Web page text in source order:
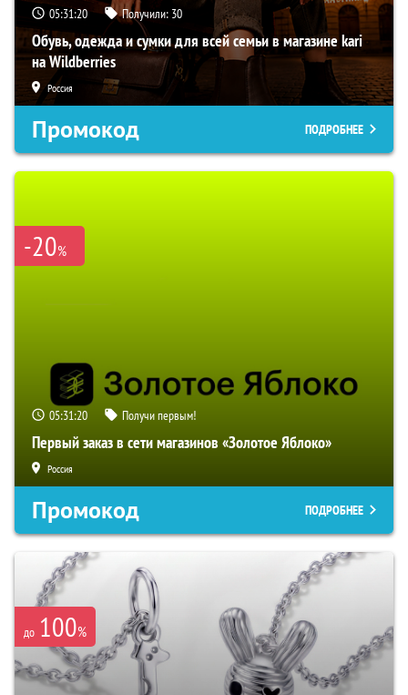
05:31:19 Получили: 30
Обувь, одежда и сумки для всей семьи в магазине kari
на Wildberries
Россия
Промокод ПОДРОБНЕЕ
-20%
05:31:19 Получи первым!
Первый заказ в сети магазинов «Золотое Яблоко»
Россия
Промокод ПОДРОБНЕЕ
до 100%